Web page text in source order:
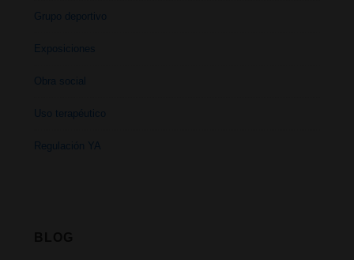
Grupo deportivo
Exposiciones
Obra social
Uso terapéutico
Regulación YA